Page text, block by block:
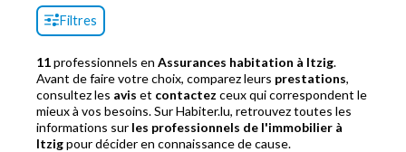
Filtres
11professionnels en Assurances habitation à Itzig.
Avant de faire votre choix, comparez leurs prestations,
consultez les avis et contactez ceux qui correspondent le
mieux à vos besoins. Sur Habiter.lu, retrouvez toutes les
informations sur les professionnels de l'immobilier à
Itzigpour décider en connaissance de cause.